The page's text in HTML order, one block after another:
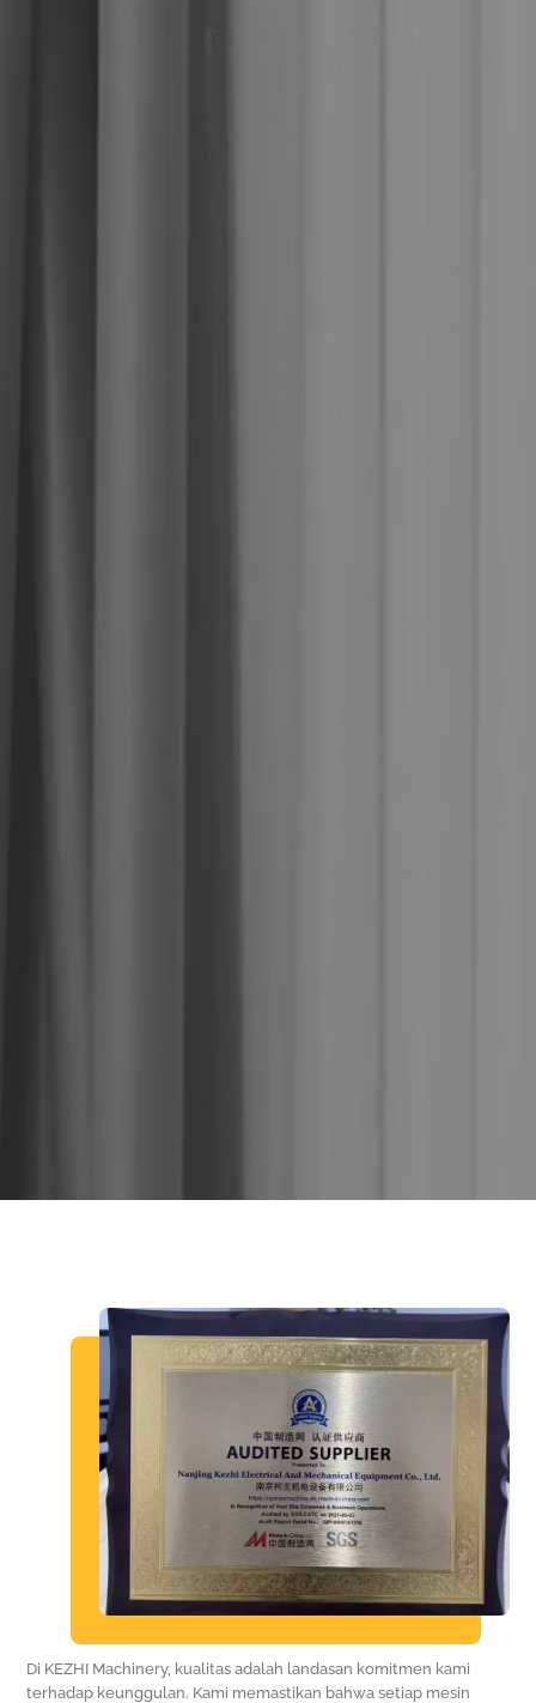
Di KEZHI Machinery, kualitas adalah landasan komitmen kami
terhadap keunggulan. Kami memastikan bahwa setiap mesin